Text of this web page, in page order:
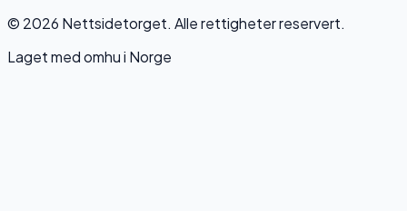
© 2026 Nettsidetorget. Alle rettigheter reservert.
Laget med omhu i Norge